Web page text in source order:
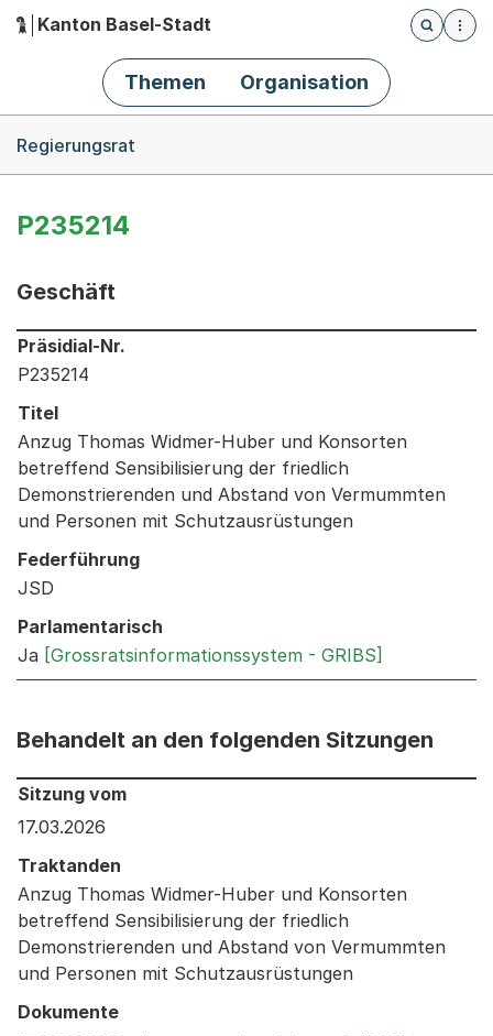
Hauptnavigation
Kanton Basel-Stadt
Öffnet
Themen Organisation
Regierungsrat
P235214
Geschäft
Informationen zum Ausgewählten Geschäft
Präsidial-Nr.
P235214
Titel
Anzug Thomas Widmer-Huber und Konsorten
betreffend Sensibilisierung der friedlich
Demonstrierenden und Abstand von Vermummten
und Personen mit Schutzausrüstungen
Federführung
JSD
Parlamentarisch
Ja [Grossratsinformationssystem - GRIBS]
Behandelt an den folgenden Sitzungen
Behandelt an den folgenden Sitzungen: Informationen
Sitzung vom
17.03.2026
Traktanden
Anzug Thomas Widmer-Huber und Konsorten
betreffend Sensibilisierung der friedlich
Demonstrierenden und Abstand von Vermummten
und Personen mit Schutzausrüstungen
Dokumente